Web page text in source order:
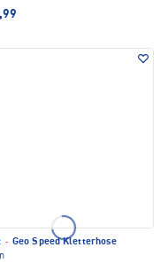
· Geo Speed Kletterhose